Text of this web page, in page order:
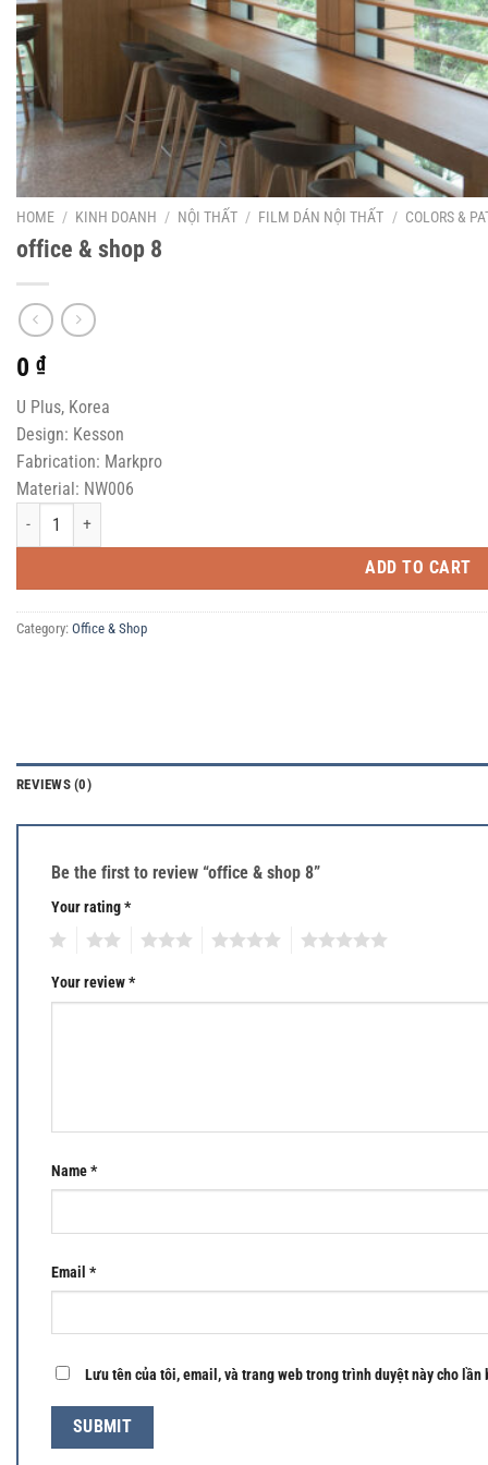
HOME / KINH DOANH / NỘI THẤT / FILM DÁN NỘI THẤT / COLORS &
office & shop 8
0 ₫
U Plus, Korea
Design: Kesson
Fabrication: Markpro
Material: NW006
office & shop 8 quantity
ADD TO CART
Category: Office & Shop
REVIEWS (0)
Be the first to review “office & shop 8”
Your rating*
Your review*
Name*
Email *
Lưu tên của tôi, email, và trang web trong trình duyệt này cho